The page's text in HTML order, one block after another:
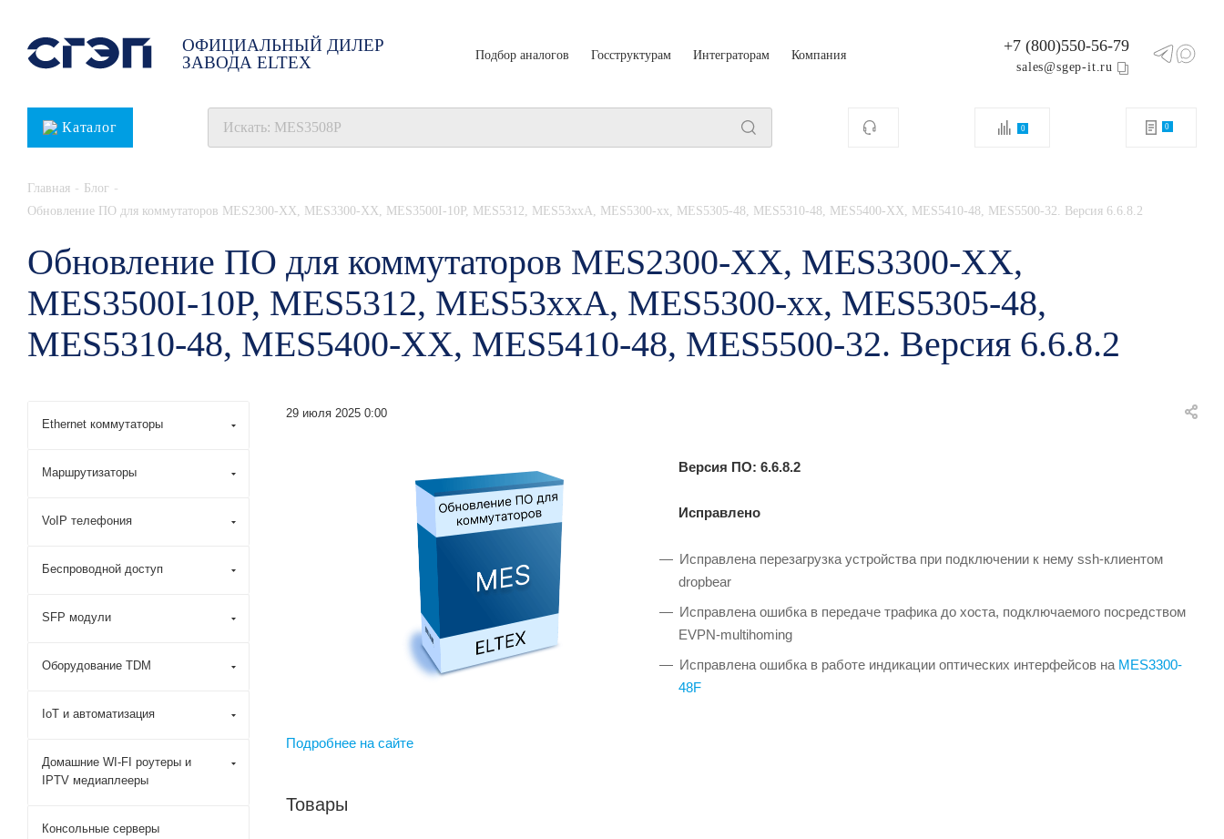
ОФИЦИАЛЬНЫЙ ДИЛЕР
ЗАВОДА ELTEX
Подбор аналогов Госструктурам Интеграторам Компания +7 (800)550-56-79
sales@sgep-it.ru
Каталог 0 0
Главная - Блог -
Обновление ПО для коммутаторов MES2300-XX, MES3300-XX, MES3500I-10P, MES5312, MES53xxA, MES5300-xx, MES5305-48, MES5310-48, MES5400-XX, MES5410-48, MES5500-32. Версия 6.6.8.2
Обновление ПО для коммутаторов MES2300-XX, MES3300-XX,
MES3500I-10P, MES5312, MES53xxA, MES5300-xx, MES5305-48,
MES5310-48, MES5400-XX, MES5410-48, MES5500-32. Версия 6.6.8.2
29 июля 2025 0:00
Версия ПО: 6.6.8.2
Исправлено
Исправлена перезагрузка устройства при подключении к нему ssh-клиентом
dropbear
Исправлена ошибка в передаче трафика до хоста, подключаемого посредством
EVPN-multihoming
Исправлена ошибка в работе индикации оптических интерфейсов на MES3300-
48F
Подробнее на сайте
Товары
Ethernet коммутаторы
Маршрутизаторы
VoIP телефония
Беспроводной доступ
SFP модули
Оборудование TDM
IoT и автоматизация
Домашние WI-FI роутеры и
IPTV медиаплееры
Консольные серверы